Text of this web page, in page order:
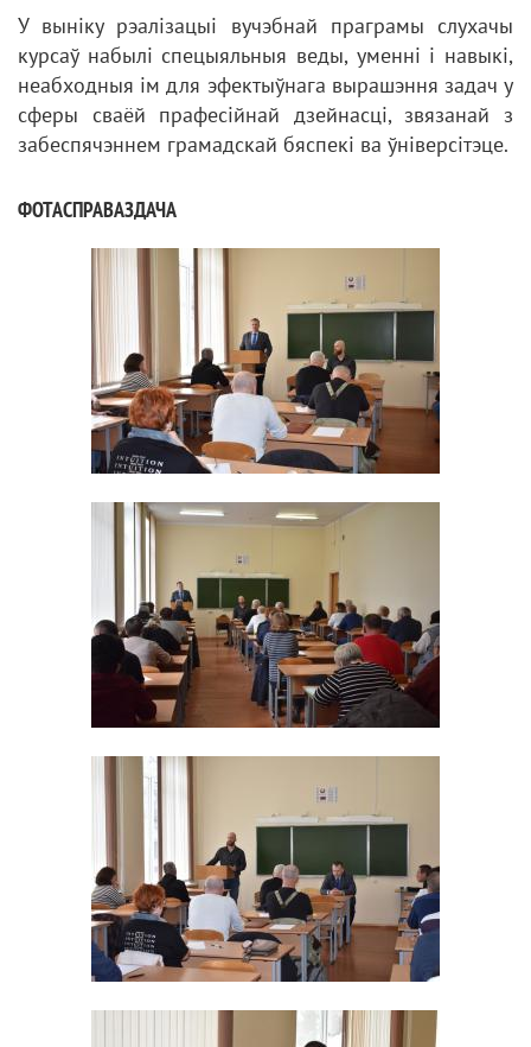
У выніку рэалізацыі вучэбнай праграмы слухачы
курсаў набылі спецыяльныя веды, уменні і навыкі,
неабходныя ім для эфектыўнага вырашэння задач у
сферы сваёй прафесійнай дзейнасці, звязанай з
забеспячэннем грамадскай бяспекі ва ўніверсітэце.
ФОТАСПРАВАЗДАЧА